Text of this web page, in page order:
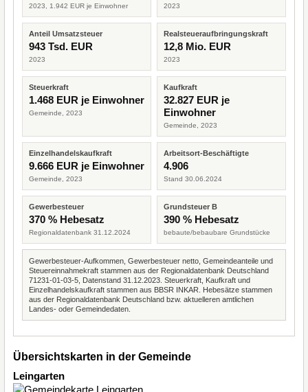
2023, 1.942 EUR je Einwohner 2023
Anteil Umsatzsteuer
943 Tsd. EUR
2023
Realsteueraufbringungskraft
12,8 Mio. EUR
2023
Steuerkraft
1.468 EUR je Einwohner
Gemeinde, 2023
Kaufkraft
32.827 EUR je
Einwohner
Gemeinde, 2023
Einzelhandelskaufkraft
9.666 EUR je Einwohner
Gemeinde, 2023
Arbeitsort-Beschäftigte
4.906
Stand 30.06.2024
Gewerbesteuer
370 % Hebesatz
Regionaldatenbank 31.12.2024
Grundsteuer B
390 % Hebesatz
bebaute/bebaubare Grundstücke
Gewerbesteuer-Aufkommen, Gewerbesteuer netto, Gemeindeanteile und
Steuereinnahmekraft stammen aus der Regionaldatenbank Deutschland
71231-01-03-5, Datenstand 31.12.2023. Steuerkraft, Kaufkraft und
Einzelhandelskaufkraft stammen aus BBSR INKAR. Hebesätze stammen
aus der Regionaldatenbank Deutschland bzw. aktuelleren amtlichen
Landes- oder Gemeindedaten.
Übersichtskarten in der Gemeinde
Leingarten